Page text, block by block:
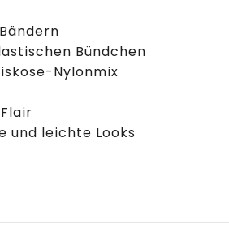
Bündchen
Nylonmix
und leichte Looks